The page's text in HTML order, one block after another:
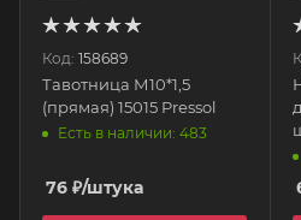
Код: 158689
Тавотница М10*1,5
(прямая) 15015 Pressol
Есть в наличии: 483
76 ₽/штука